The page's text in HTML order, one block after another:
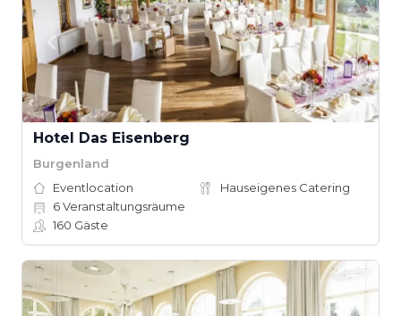
Hotel Das Eisenberg
Burgenland
Eventlocation
Hauseigenes Catering
6Veranstaltungsräume
160 Gäste